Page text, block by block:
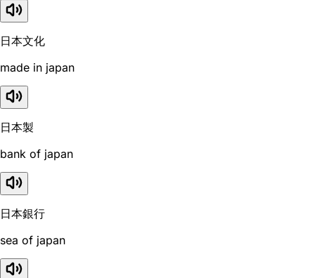
日本文化
made in japan
日本製
bank of japan
日本銀行
sea of japan